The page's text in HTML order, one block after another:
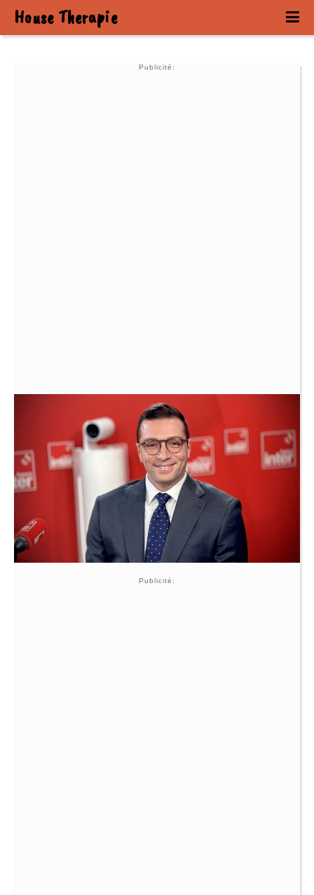
House Therapie
Publicité:
Publicité: